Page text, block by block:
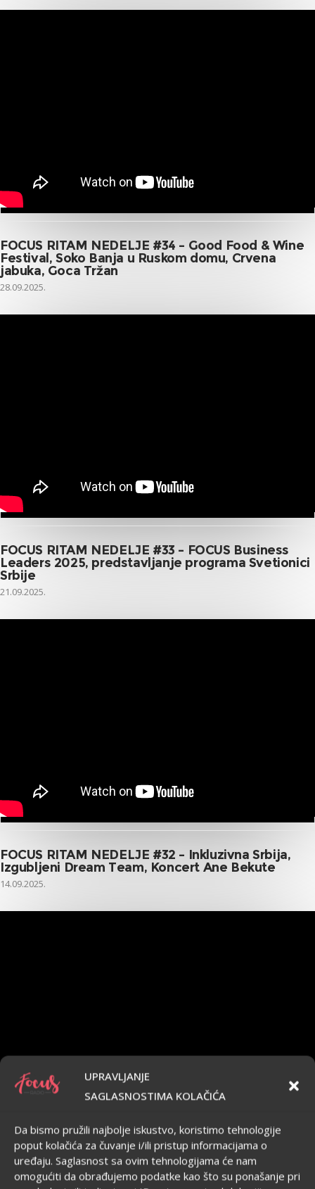
UPRAVLJANJE
SAGLASNOSTIMA KOLAČIĆA
Da bismo pružili najbolje iskustvo, koristimo tehnologije
poput kolačića za čuvanje i/ili pristup informacijama o
uređaju. Saglasnost sa ovim tehnologijama će nam
omogućiti da obrađujemo podatke kao što su ponašanje pri
FOCUS RITAM NEDELJE #34 – Good Food & Wine
Festival, Soko Banja u Ruskom domu, Crvena
jabuka, Goca Tržan
28.09.2025.
FOCUS RITAM NEDELJE #33 – FOCUS Business
Leaders 2025, predstavljanje programa Svetionici
Srbije
21.09.2025.
FOCUS RITAM NEDELJE #32 – Inkluzivna Srbija,
Izgubljeni Dream Team, Koncert Ane Bekute
14.09.2025.
FOCUS RITAM NEDELJE #31 – Grožđebal 2025,
Izborna skupština ANS, Koncert Ane Bekute
07.09.2025.